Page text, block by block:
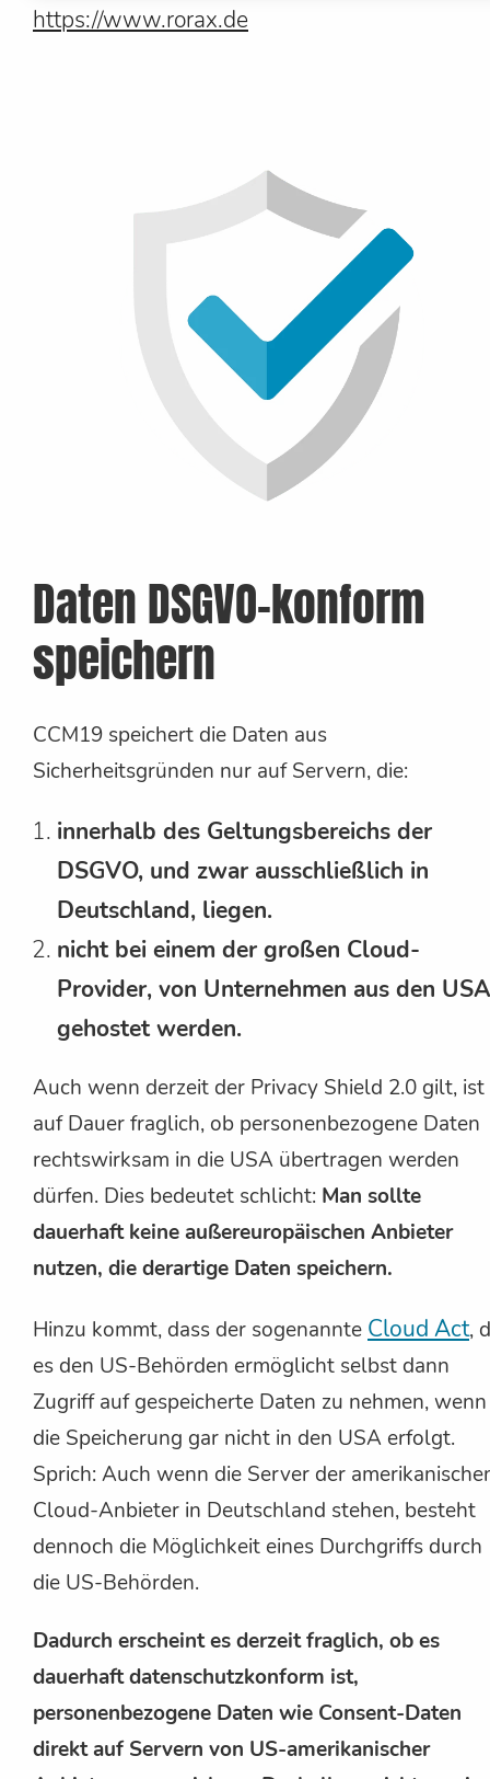
https://www.rorax.de
Daten DSGVO-konform
speichern
CCM19 speichert die Daten aus
Sicherheitsgründen nur auf Servern, die:
innerhalb des Geltungsbereichs der
DSGVO, und zwar ausschließlich in
Deutschland, liegen.
nicht bei einem der großen Cloud-
Provider, von Unternehmen aus den
gehostet werden.
Auch wenn derzeit der Privacy Shield 2.0 gilt, ist
auf Dauer fraglich, ob personenbezogene Daten
rechtswirksam in die USA übertragen werden
dürfen. Dies bedeutet schlicht: Man sollte
dauerhaft keine außereuropäischen Anbieter
nutzen, die derartige Daten speichern.
Hinzu kommt, dass der sogenannte Cloud Act,
es den US-Behörden ermöglicht selbst dann
Zugriff auf gespeicherte Daten zu nehmen, wenn
die Speicherung gar nicht in den USA erfolgt.
Sprich: Auch wenn die Server der
Cloud-Anbieter in Deutschland stehen, besteht
dennoch die Möglichkeit eines Durchgriffs durch
die US-Behörden.
Dadurch erscheint es derzeit fraglich, ob es
dauerhaft datenschutzkonform ist,
personenbezogene Daten wie Consent-Daten
direkt auf Servern von US-amerikanischer